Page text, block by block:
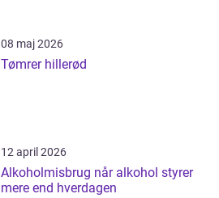
08 maj 2026
Tømrer hillerød
12 april 2026
Alkoholmisbrug når alkohol styrer
mere end hverdagen